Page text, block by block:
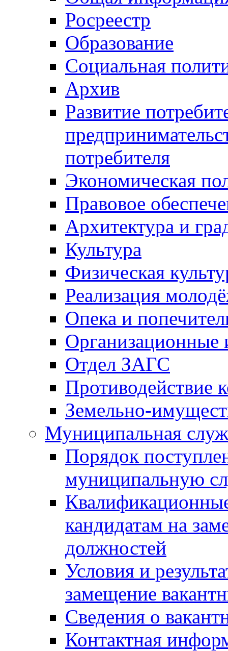
Росреестр
Образование
Социальная
Архив
Развитие
потребителя
Экономическая
Правовое
Архитектура и
Культура
Физическая
Реализация
Опека и
Отдел ЗАГС
Противодействие
Земельно-
Муниципальная
Порядок
муниципальную
кандидатам на
должностей
Условия и
замещение
Сведения о
Контактная